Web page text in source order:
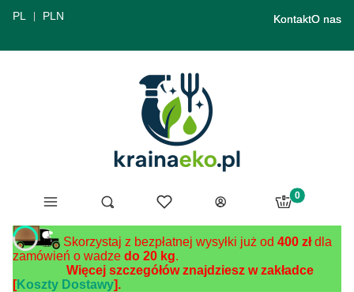
PL PLN KontaktO nas
Menu Otwórz wyszukiwarkę
Szukaj Ulubione
Zaloguj się
Produkty w
Koszyk
Skorzystaj z bezpłatnej wysyłki już od 400 złdla
zamówień o wadze do 20 kg.
Więcej szczegółów znajdziesz w zakładce
[Koszty Dostawy].